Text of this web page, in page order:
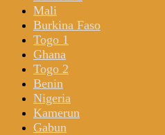
Mali
Burkina Faso
Togo 1
Ghana
Togo 2
Benin
Nigeria
Kamerun
Gabun